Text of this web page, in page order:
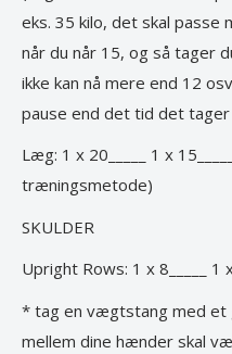
eks. 35 kilo, det skal passe
når du når 15, og så tager
ikke kan nå mere end 12
pause end det tid det
Læg: 1 x 20_____ 1 x
træningsmetode)
SKULDER
Upright Rows: 1 x 8_____ 1 x
* tag en vægtstang med et
mellem dine hænder skal